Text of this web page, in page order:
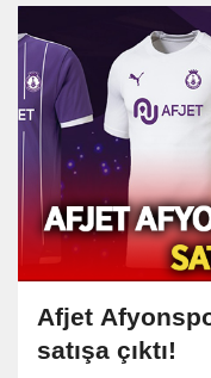
Afjet
satışa çıktı!